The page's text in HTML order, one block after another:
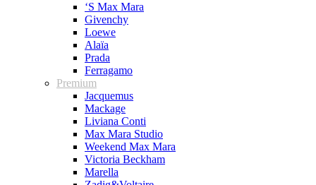
‘S Max Mara
Givenchy
Loewe
Alaïa
Prada
Ferragamo
Premium
Jacquemus
Mackage
Liviana Conti
Max Mara Studio
Weekend Max Mara
Victoria Beckham
Marella